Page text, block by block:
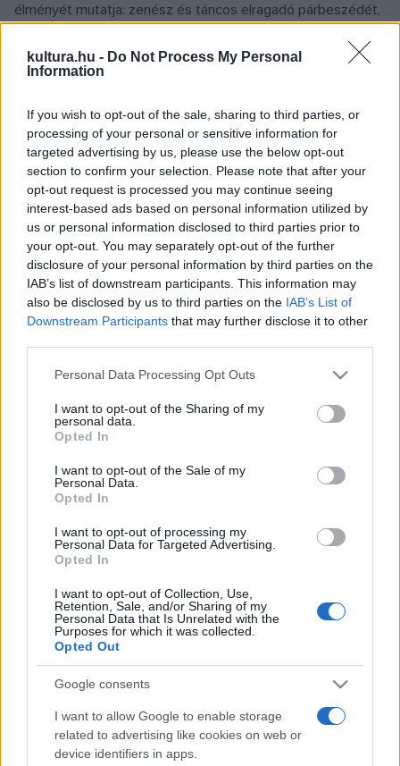
kultura.hu - Do Not Process My Personal
Information
If you wish to opt-out of the sale, sharing to third parties, or
processing of your personal or sensitive information for
targeted advertising by us, please use the below opt-out
section to confirm your selection. Please note that after your
opt-out request is processed you may continue seeing
interest-based ads based on personal information utilized by
us or personal information disclosed to third parties prior to
your opt-out. You may separately opt-out of the further
disclosure of your personal information by third parties on the
IAB’s list of downstream participants. This information may
also be disclosed by us to third parties on the IAB’s List of
Downstream Participants that may further disclose it to other
Please note that this website/app uses one or more Google
not limited to your visit or usage behaviour. You may click to
grant or deny consent to Google and its third-party tags to
use your data for below specified purposes in below Google
consent section.
Personal Data Processing Opt Outs
I want to opt-out of the Sharing of my
personal data.
Opted In
I want to opt-out of the Sale of my
Personal Data.
Opted In
I want to opt-out of processing my
Personal Data for Targeted Advertising.
Opted In
I want to opt-out of Collection, Use,
Retention, Sale, and/or Sharing of my
Personal Data that Is Unrelated with the
Purposes for which it was collected.
Opted Out
Google consents
I want to allow Google to enable storage
related to advertising like cookies on web or
device identifiers in apps.
élményét mutatja: zenész és táncos elragadó párbeszédét,
megbonthatatlannak tetsző egységet.
ebben a műben megismert ? instrumentumnak
lélegzetelállító hangjára Venekei Marianna messze méltó
mozdulatokat komponált. A pompás formában lévő,
rendkívüli precizitással, odaadással dolgozó táncművész
kivételes szerepben-helyzetben állja meg helyét.
A szín közepére ültetett muzsikus-Prospero az ölében
tartott, leginkább repülő csészealjra emlékeztető, a svájci
PanArt által 2000-ben kifejlesztett hangszerével az Opera
roppant teréből másodpercek alatt meghitt, intim közeget
ezelőtt és az öt perc múlva, eltűnik minden, ami nem a mű.
A hangzás keleties rétegeire (egyenes az asszociáció az
indonéz gamelán-zene, a hagyományos indiai tánczenék
koreográfia sokféle szálból szőtt, mégis egységes, edzett
anyagában rejlik a válasz. Pajkos momentumokkal ízesített,
okos és kifinomult játék zajlik a két előadó közt: egyetlen
felesleges gesztussal, rezdüléssel sem találkozunk. A
fénykörökbe csusszanó, a sötétbe el-elillanó, s onnan
pompás jelenésként újra előtűnő test mozgása értelmező
és felerősítő, a koreográfia érzékeny szerkezetét apró
rejtelmességek, fricskák csipkézik. A virtuóz előadásban
izgalmasan csillannak meg a legkülönbözőbb hangulat-
szilánkok, s az emberi mellett a kozmikus momentumok: ott
van, ?emberből? forgószél örvénylő tölcsére, zenei
hangzásként a finoman doboló eső, a sötét és a világos, a